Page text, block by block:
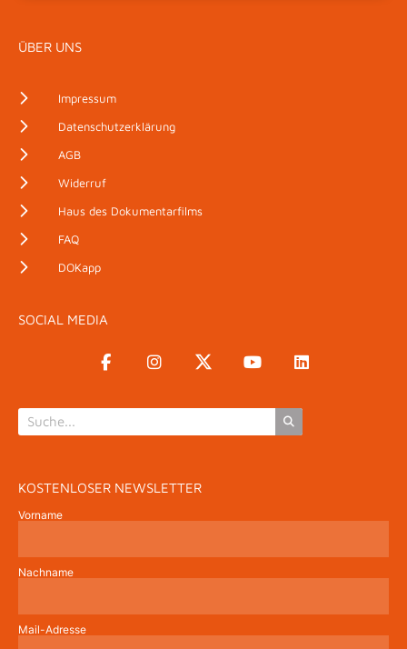
ÜBER UNS
Impressum
Datenschutzerklärung
AGB
Widerruf
Haus des Dokumentarfilms
FAQ
DOKapp
SOCIAL MEDIA
KOSTENLOSER NEWSLETTER
Vorname
Nachname
Mail-Adresse